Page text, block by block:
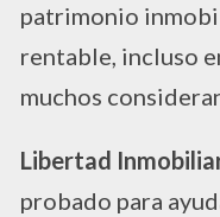
patrimonio
rentable, incluso
muchos
Libertad
probado para